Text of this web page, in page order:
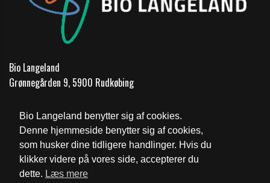
Bio Langeland benytter sig af cookies.
Denne hjemmeside benytter sig af cookies,
som husker dine tidligere handlinger. Hvis du
klikker videre på vores side, accepterer du
dette. Læs mere
Bio Langeland
Grønnegården 9, 5900 Rudkøbing
Telefon: 62 51 17 00
Email: mail@biolangeland.dk
Cookie- og privatlivspolitik